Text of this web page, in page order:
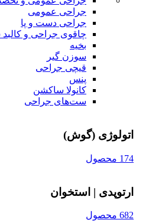
جراحی عمومی
جراحی دست و پا
چاقوی جراحی و
بخیه
سوزن‌ گیر
قیچی‌ جراحی
پنس
کانولا ساکشن
ست‌های جراحی
اتولوژی (گوش)
174 محصول
ارتوپدی | استخوان
682 محصول